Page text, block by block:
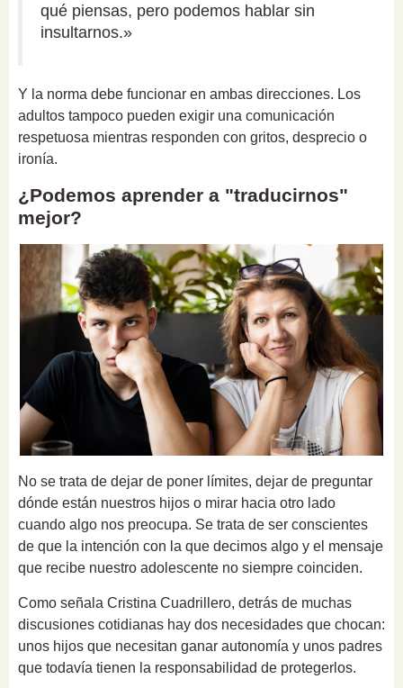
qué piensas, pero podemos hablar sin
insultarnos.»
Y la norma debe funcionar en ambas direcciones. Los
adultos tampoco pueden exigir una comunicación
respetuosa mientras responden con gritos, desprecio o
ironía.
¿Podemos aprender a "traducirnos"
mejor?
No se trata de dejar de poner límites, dejar de preguntar
dónde están nuestros hijos o mirar hacia otro lado
cuando algo nos preocupa. Se trata de ser conscientes
de que la intención con la que decimos algo y el mensaje
que recibe nuestro adolescente no siempre coinciden.
Como señala Cristina Cuadrillero, detrás de muchas
discusiones cotidianas hay dos necesidades que chocan:
unos hijos que necesitan ganar autonomía y unos padres
que todavía tienen la responsabilidad de protegerlos.